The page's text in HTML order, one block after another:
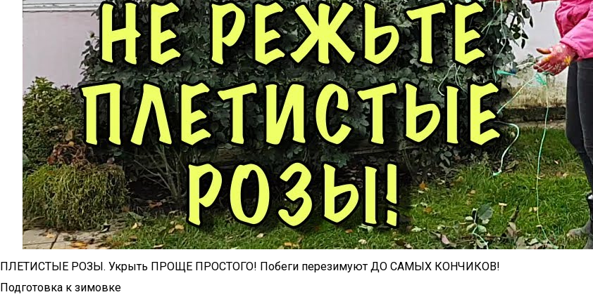
ПЛЕТИСТЫЕ РОЗЫ. Укрыть ПРОЩЕ ПРОСТОГО! Побеги перезимуют ДО САМЫХ КОНЧИКОВ!
Подготовка к зимовке